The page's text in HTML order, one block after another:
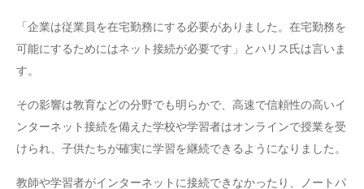
「企業は従業員を在宅勤務にする必要がありました。在宅勤務を
可能にするためにはネット接続が必要です」とハリス氏は言いま
す。
その影響は教育などの分野でも明らかで、高速で信頼性の高いイ
ンターネット接続を備えた学校や学習者はオンラインで授業を受
けられ、子供たちが確実に学習を継続できるようになりました。
教師や学習者がインターネットに接続できなかったり、ノートパ